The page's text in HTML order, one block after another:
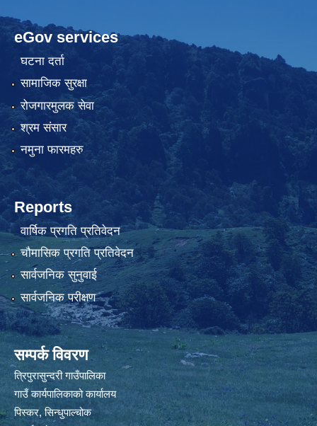
eGov services
घटना दर्ता
सामाजिक सुरक्षा
रोजगारमुलक सेवा
श्रम संसार
नमुना फारमहरु
Reports
वार्षिक प्रगति प्रतिवेदन
चौमासिक प्रगति प्रतिवेदन
सार्वजनिक सुनुवाई
सार्वजनिक परीक्षण
सम्पर्क विवरण
त्रिपुरासुन्दरी गाउँपालिका
गाउँ कार्यपालिकाको कार्यालय
पिस्कर, सिन्धुपाल्चोक